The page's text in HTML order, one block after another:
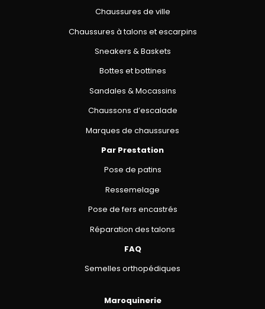
Chaussures de ville
Chaussures à talons et escarpins
Sneakers & Baskets
Bottes et bottines
Sandales & Mocassins
Chaussons d’escalade
Marques de chaussures
Par Prestation
Pose de patins
Ressemelage
Pose de fers encastrés
Réparation des talons
FAQ
Semelles orthopédiques
Maroquinerie